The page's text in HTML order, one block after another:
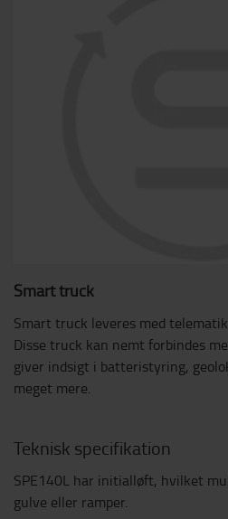
Smart truck
Smart truck leveres med
Disse truck kan nemt forbindes
giver indsigt i batteristyring,
meget mere.
Teknisk specifikation
SPE140L har initialløft, hvilket
gulve eller ramper.